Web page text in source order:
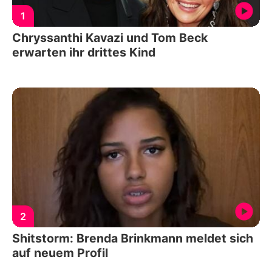
1
Chryssanthi Kavazi und Tom Beck
erwarten ihr drittes Kind
2
Shitstorm: Brenda Brinkmann meldet sich
auf neuem Profil